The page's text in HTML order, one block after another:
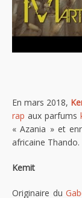
En mars 2018,
rap aux parfums
« Azania » et
africaine Thando.
Kemit
Originaire du